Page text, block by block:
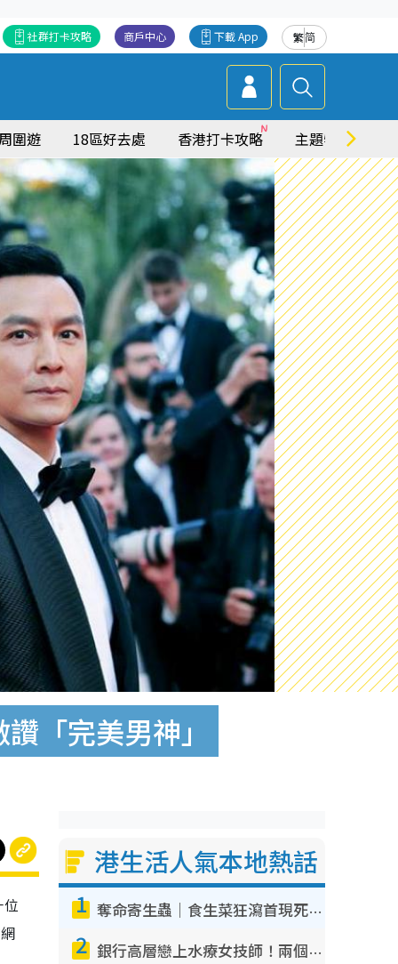
繁简
下載 App
商戶中心
社群打卡攻略
圍遊 18區好去處 香港打卡攻略 主題特集
「完美男神」
港生活人氣本地熱話
1 奪命寄生蟲｜食生菜狂瀉首現死者！疫潮惡化錄1.8萬宗病例 揭洗菜3大謬誤
2 銀行高層戀上水療女技師！兩個月借128萬驚覺「沉船」沉落火海 揭背後疑似邪教操控賣淫